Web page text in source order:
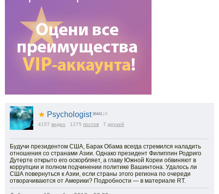
★ Psychologist 36441 | 0
4157 видео 1275 постов 7 друзей
Будучи президентом США, Барак Обама всегда стремился наладить
отношения со странами Азии. Однако президент Филиппин Родриго
Дутерте открыто его оскорбляет, а главу Южной Кореи обвиняют в
коррупции и полном подчинении политике Вашинтона. Удалось ли
США повернуться к Азии, если страны этого региона по очереди
отворачиваются от Америки? Подробности — в материале RT.